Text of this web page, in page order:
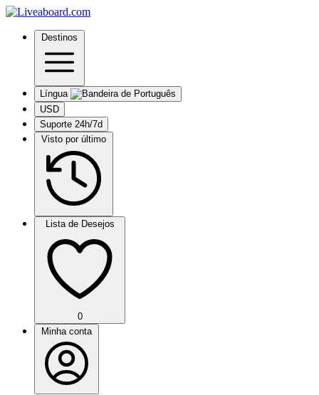
Destinos
Língua
USD
Suporte 24h/7d
Visto por último
Lista de Desejos
0
Minha conta